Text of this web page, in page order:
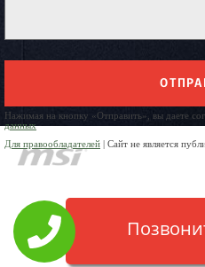
Нажимая на кнопку «Отправить», вы даете
данных
Для правообладателей | Сайт не является